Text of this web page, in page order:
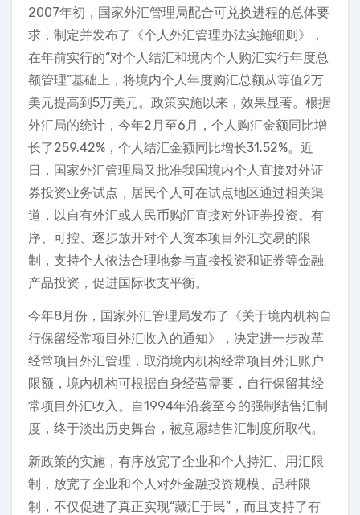
2007年初，国家外汇管理局配合可兑换进程的总体要
求，制定并发布了《个人外汇管理办法实施细则》，
在年前实行的“对个人结汇和境内个人购汇实行年度总
额管理”基础上，将境内个人年度购汇总额从等值2万
美元提高到5万美元。政策实施以来，效果显著。根据
外汇局的统计，今年2月至6月，个人购汇金额同比增
长了259.42%，个人结汇金额同比增长31.52%。近
日，国家外汇管理局又批准我国境内个人直接对外证
券投资业务试点，居民个人可在试点地区通过相关渠
道，以自有外汇或人民币购汇直接对外证券投资。有
序、可控、逐步放开对个人资本项目外汇交易的限
制，支持个人依法合理地参与直接投资和证券等金融
产品投资，促进国际收支平衡。
今年8月份，国家外汇管理局发布了《关于境内机构自
行保留经常项目外汇收入的通知》，决定进一步改革
经常项目外汇管理，取消境内机构经常项目外汇账户
限额，境内机构可根据自身经营需要，自行保留其经
常项目外汇收入。自1994年沿袭至今的强制结售汇制
度，终于淡出历史舞台，被意愿结售汇制度所取代。
新政策的实施，有序放宽了企业和个人持汇、用汇限
制，放宽了企业和个人对外金融投资规模、品种限
制，不仅促进了真正实现“藏汇于民”，而且支持了有